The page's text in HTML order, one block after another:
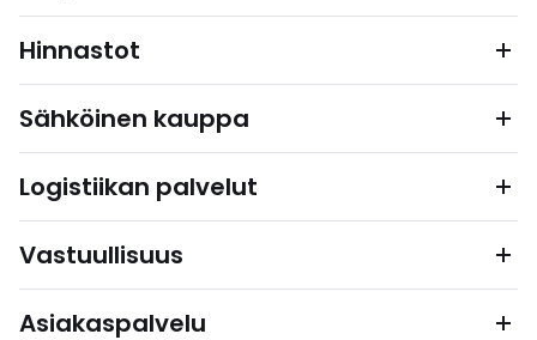
Hinnastot
Sähköinen kauppa
Logistiikan palvelut
Vastuullisuus
Asiakaspalvelu